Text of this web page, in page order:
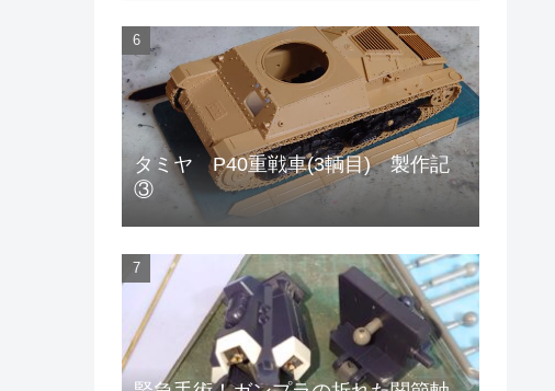
タミヤ P40重戦車(3輌目) 製作記
③